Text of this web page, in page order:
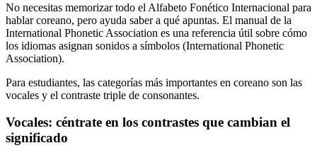
No necesitas memorizar todo el Alfabeto Fonético Internacional para
hablar coreano, pero ayuda saber a qué apuntas. El manual de la
International Phonetic Association es una referencia útil sobre cómo
los idiomas asignan sonidos a símbolos (International Phonetic
Association).
Para estudiantes, las categorías más importantes en coreano son las
vocales y el contraste triple de consonantes.
Vocales: céntrate en los contrastes que cambian el
significado